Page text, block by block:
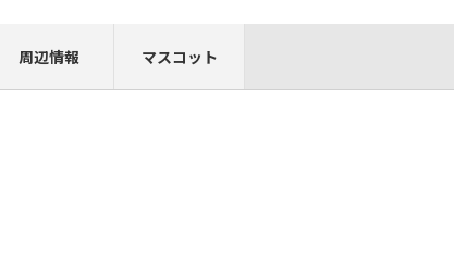
周辺情報 マスコット